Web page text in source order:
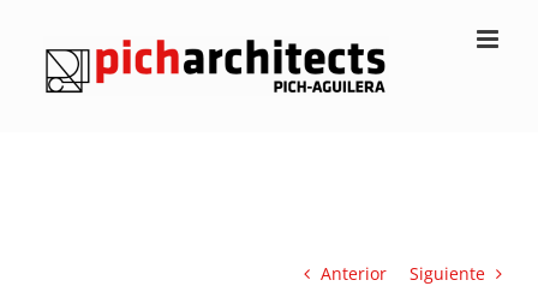
contenido
Anterior Siguiente